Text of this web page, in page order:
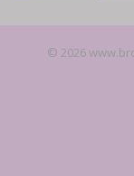
© 2026